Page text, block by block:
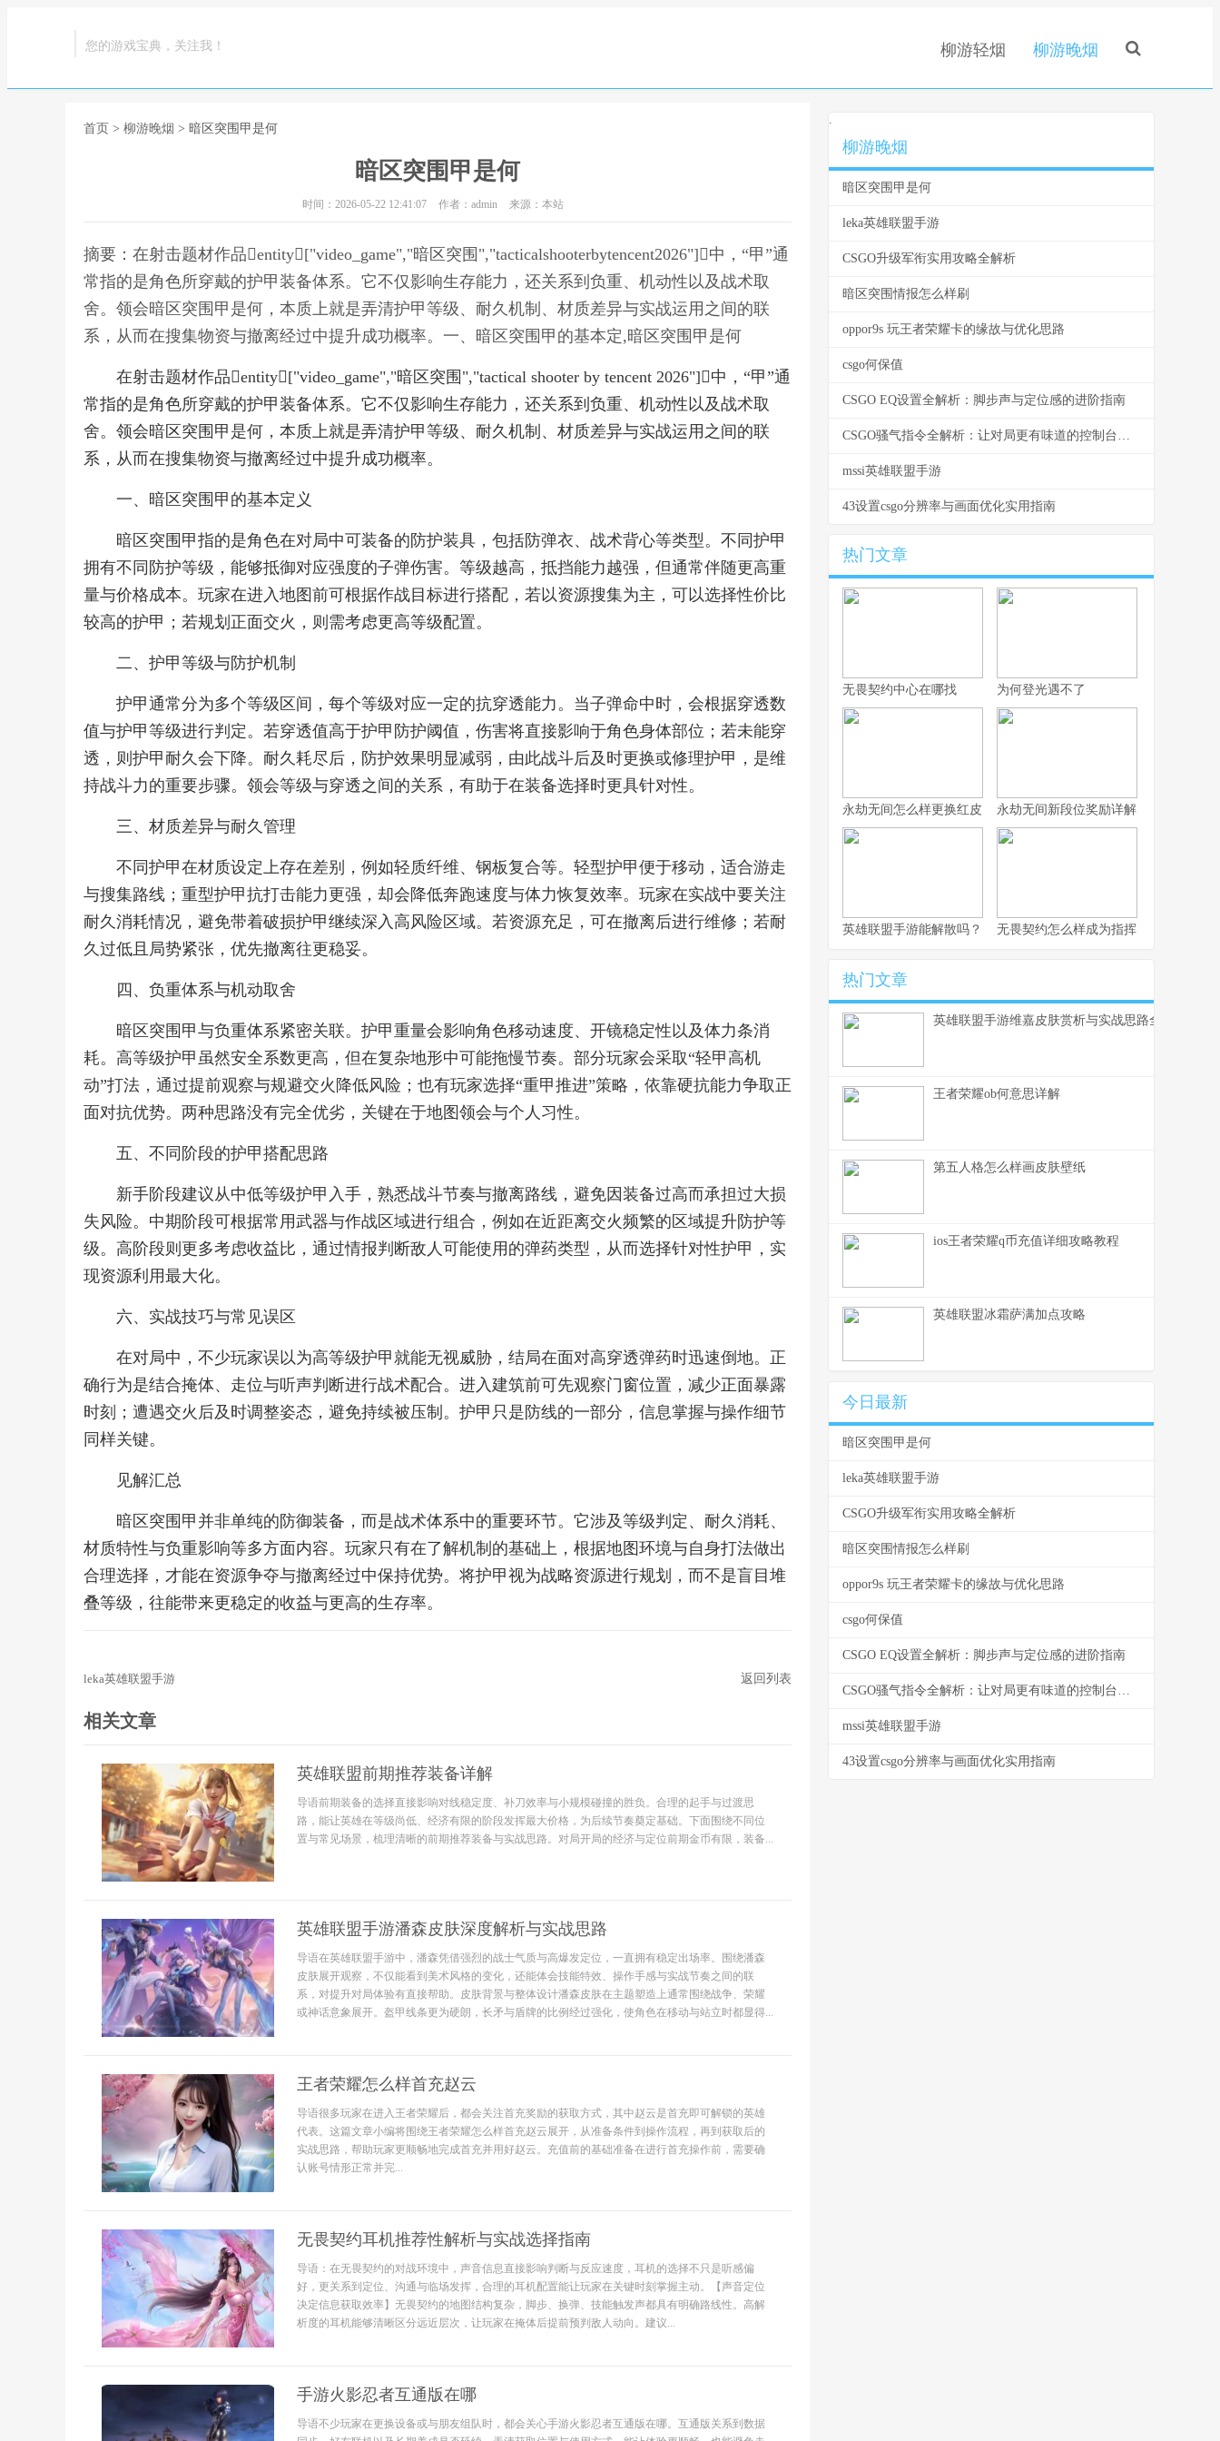
您的游戏宝典，关注我！ 柳游轻烟 柳游晚烟
首页 > 柳游晚烟 > 暗区突围甲是何
暗区突围甲是何
时间：2026-05-22 12:41:07 作者：admin 来源：本站
摘要：在射击题材作品entity["video_game","暗区突围","tacticalshooterbytencent2026"]中，“甲”通
常指的是角色所穿戴的护甲装备体系。它不仅影响生存能力，还关系到负重、机动性以及战术取
舍。领会暗区突围甲是何，本质上就是弄清护甲等级、耐久机制、材质差异与实战运用之间的联
系，从而在搜集物资与撤离经过中提升成功概率。一、暗区突围甲的基本定,暗区突围甲是何
在射击题材作品entity["video_game","暗区突围","tactical shooter by tencent 2026"]中，“甲”通
常指的是角色所穿戴的护甲装备体系。它不仅影响生存能力，还关系到负重、机动性以及战术取
舍。领会暗区突围甲是何，本质上就是弄清护甲等级、耐久机制、材质差异与实战运用之间的联
系，从而在搜集物资与撤离经过中提升成功概率。
一、暗区突围甲的基本定义
暗区突围甲指的是角色在对局中可装备的防护装具，包括防弹衣、战术背心等类型。不同护甲
拥有不同防护等级，能够抵御对应强度的子弹伤害。等级越高，抵挡能力越强，但通常伴随更高重
量与价格成本。玩家在进入地图前可根据作战目标进行搭配，若以资源搜集为主，可以选择性价比
较高的护甲；若规划正面交火，则需考虑更高等级配置。
二、护甲等级与防护机制
护甲通常分为多个等级区间，每个等级对应一定的抗穿透能力。当子弹命中时，会根据穿透数
值与护甲等级进行判定。若穿透值高于护甲防护阈值，伤害将直接影响于角色身体部位；若未能穿
透，则护甲耐久会下降。耐久耗尽后，防护效果明显减弱，由此战斗后及时更换或修理护甲，是维
持战斗力的重要步骤。领会等级与穿透之间的关系，有助于在装备选择时更具针对性。
三、材质差异与耐久管理
不同护甲在材质设定上存在差别，例如轻质纤维、钢板复合等。轻型护甲便于移动，适合游走
与搜集路线；重型护甲抗打击能力更强，却会降低奔跑速度与体力恢复效率。玩家在实战中要关注
耐久消耗情况，避免带着破损护甲继续深入高风险区域。若资源充足，可在撤离后进行维修；若耐
久过低且局势紧张，优先撤离往更稳妥。
四、负重体系与机动取舍
暗区突围甲与负重体系紧密关联。护甲重量会影响角色移动速度、开镜稳定性以及体力条消
耗。高等级护甲虽然安全系数更高，但在复杂地形中可能拖慢节奏。部分玩家会采取“轻甲高机
动”打法，通过提前观察与规避交火降低风险；也有玩家选择“重甲推进”策略，依靠硬抗能力争取正
面对抗优势。两种思路没有完全优劣，关键在于地图领会与个人习性。
五、不同阶段的护甲搭配思路
新手阶段建议从中低等级护甲入手，熟悉战斗节奏与撤离路线，避免因装备过高而承担过大损
失风险。中期阶段可根据常用武器与作战区域进行组合，例如在近距离交火频繁的区域提升防护等
级。高阶段则更多考虑收益比，通过情报判断敌人可能使用的弹药类型，从而选择针对性护甲，实
现资源利用最大化。
六、实战技巧与常见误区
在对局中，不少玩家误以为高等级护甲就能无视威胁，结局在面对高穿透弹药时迅速倒地。正
确行为是结合掩体、走位与听声判断进行战术配合。进入建筑前可先观察门窗位置，减少正面暴露
时刻；遭遇交火后及时调整姿态，避免持续被压制。护甲只是防线的一部分，信息掌握与操作细节
同样关键。
见解汇总
暗区突围甲并非单纯的防御装备，而是战术体系中的重要环节。它涉及等级判定、耐久消耗、
材质特性与负重影响等多方面内容。玩家只有在了解机制的基础上，根据地图环境与自身打法做出
合理选择，才能在资源争夺与撤离经过中保持优势。将护甲视为战略资源进行规划，而不是盲目堆
叠等级，往能带来更稳定的收益与更高的生存率。
leka英雄联盟手游 返回列表
相关文章
英雄联盟前期推荐装备详解
导语前期装备的选择直接影响对线稳定度、补刀效率与小规模碰撞的胜负。合理的起手与过渡思
路，能让英雄在等级尚低、经济有限的阶段发挥最大价格，为后续节奏奠定基础。下面围绕不同位
置与常见场景，梳理清晰的前期推荐装备与实战思路。对局开局的经济与定位前期金币有限，装备...
英雄联盟手游潘森皮肤深度解析与实战思路
导语在英雄联盟手游中，潘森凭借强烈的战士气质与高爆发定位，一直拥有稳定出场率。围绕潘森
皮肤展开观察，不仅能看到美术风格的变化，还能体会技能特效、操作手感与实战节奏之间的联
系，对提升对局体验有直接帮助。皮肤背景与整体设计潘森皮肤在主题塑造上通常围绕战争、荣耀
或神话意象展开。盔甲线条更为硬朗，长矛与盾牌的比例经过强化，使角色在移动与站立时都显得...
王者荣耀怎么样首充赵云
导语很多玩家在进入王者荣耀后，都会关注首充奖励的获取方式，其中赵云是首充即可解锁的英雄
代表。这篇文章小编将围绕王者荣耀怎么样首充赵云展开，从准备条件到操作流程，再到获取后的
实战思路，帮助玩家更顺畅地完成首充并用好赵云。充值前的基础准备在进行首充操作前，需要确
认账号情形正常并完...
无畏契约耳机推荐性解析与实战选择指南
导语：在无畏契约的对战环境中，声音信息直接影响判断与反应速度，耳机的选择不只是听感偏
好，更关系到定位、沟通与临场发挥，合理的耳机配置能让玩家在关键时刻掌握主动。【声音定位
决定信息获取效率】无畏契约的地图结构复杂，脚步、换弹、技能触发声都具有明确路线性。高解
析度的耳机能够清晰区分远近层次，让玩家在掩体后提前预判敌人动向。建议...
手游火影忍者互通版在哪
导语不少玩家在更换设备或与朋友组队时，都会关心手游火影忍者互通版在哪。互通版关系到数据
.
柳游晚烟
暗区突围甲是何
leka英雄联盟手游
CSGO升级军衔实用攻略全解析
暗区突围情报怎么样刷
oppor9s 玩王者荣耀卡的缘故与优化思路
csgo何保值
CSGO EQ设置全解析：脚步声与定位感的进阶指南
CSGO骚气指令全解析：让对局更有味道的控制台玩法
mssi英雄联盟手游
43设置csgo分辨率与画面优化实用指南
热门文章
无畏契约中心在哪找 为何登光遇不了
永劫无间怎么样更换红皮 永劫无间新段位奖励详解
英雄联盟手游能解散吗？ 无畏契约怎么样成为指挥
热门文章
英雄联盟手游维嘉皮肤赏析与实战思路全解
王者荣耀ob何意思详解
第五人格怎么样画皮肤壁纸
ios王者荣耀q币充值详细攻略教程
英雄联盟冰霜萨满加点攻略
今日最新
暗区突围甲是何
leka英雄联盟手游
CSGO升级军衔实用攻略全解析
暗区突围情报怎么样刷
oppor9s 玩王者荣耀卡的缘故与优化思路
csgo何保值
CSGO EQ设置全解析：脚步声与定位感的进阶指南
CSGO骚气指令全解析：让对局更有味道的控制台玩法
mssi英雄联盟手游
43设置csgo分辨率与画面优化实用指南